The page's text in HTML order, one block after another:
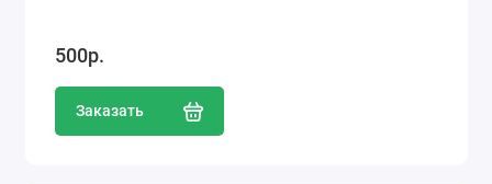
500р.
Заказать